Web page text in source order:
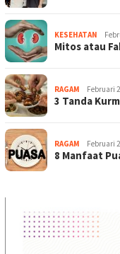
KESEHATAN
Mitos atau
RAGAM Februari
3 Tanda
RAGAM Februari
8 Manfaat